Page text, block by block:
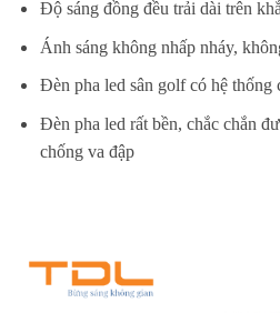
Độ sáng đồng đều trải dài trên
Ánh sáng không nhấp nháy,
Đèn pha led sân golf có hệ thống
Đèn pha led rất bền, chắc chắn
chống va đập